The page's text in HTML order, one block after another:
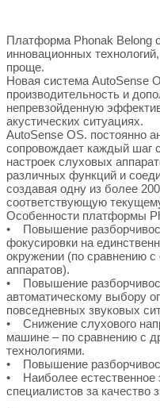
Платформа Phonak Belong
инновационных
проще.
Новая система AutoSense
производительность и
непревзойденную
акустических ситуациях.
AutoSense OS. постоянно
сопровождает каждый шаг
настроек слуховых
различных функций и
создавая одну из более
соответствующую
Особенности платформы
• Повышение
фокусировки на
окружении (по сравнению
аппаратов).
• Повышение
автоматическому выбору
повседневных звуковых
• Снижение слухового
машине – по сравнению с
технологиями.
• Повышение
• Наиболее естественное
специалистов за качество